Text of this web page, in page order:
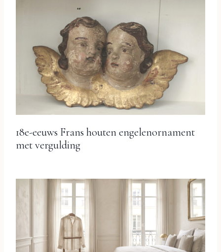
18e-eeuws Frans houten engelenornament
met vergulding